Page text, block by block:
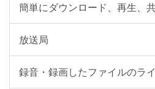
簡単にダウンロード、再生、
放送局
録音・録画したファイルのラ